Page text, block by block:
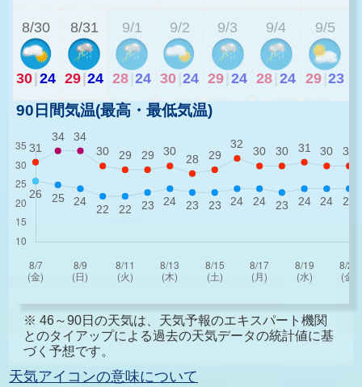
8/30
30|24
8/31
29|24
9/1
28 24
9/2
30 24
9/3
29 24
9/4
28 24
9/5
29 23
90日間気温(最高・最低気温)
※ 46～90日の天気は、天気予報のエキスパート機関
とのタイアップによる過去の天気データの統計値に基
づく予想です。
天気アイコンの意味について